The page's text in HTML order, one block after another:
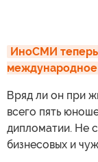
ИноСМИ теперь
международное
Вряд ли он при
всего пять
дипломатии. Не
бизнесовых и